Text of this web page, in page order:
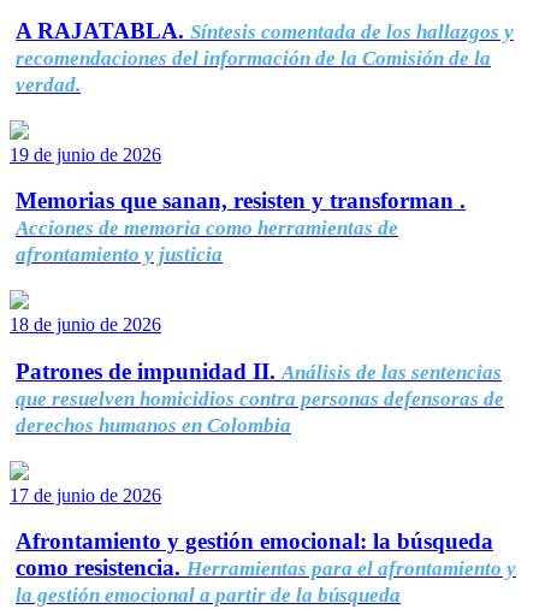
A RAJATABLA. Síntesis comentada de los hallazgos y
recomendaciones del información de la Comisión de la
verdad.
19 de junio de 2026
Memorias que sanan, resisten y transforman .
Acciones de memoria como herramientas de
afrontamiento y justicia
18 de junio de 2026
Patrones de impunidad II. Análisis de las sentencias
que resuelven homicidios contra personas defensoras de
derechos humanos en Colombia
17 de junio de 2026
Afrontamiento y gestión emocional: la búsqueda
como resistencia. Herramientas para el afrontamiento y
la gestión emocional a partir de la búsqueda